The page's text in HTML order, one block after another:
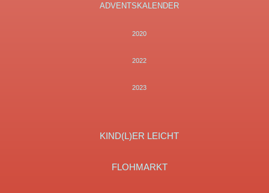
ADVENTSKALENDER
2020
2022
2023
KIND(L)ER LEICHT
FLOHMARKT